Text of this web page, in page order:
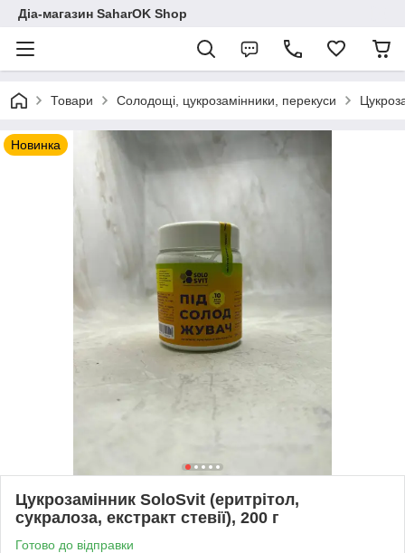
Діа-магазин SaharOK Shop
Товари Солодощі, цукрозамінники, перекуси
Новинка
Цукрозамінник SoloSvit (еритрітол,
сукралоза, екстракт стевії), 200 г
Готово до відправки